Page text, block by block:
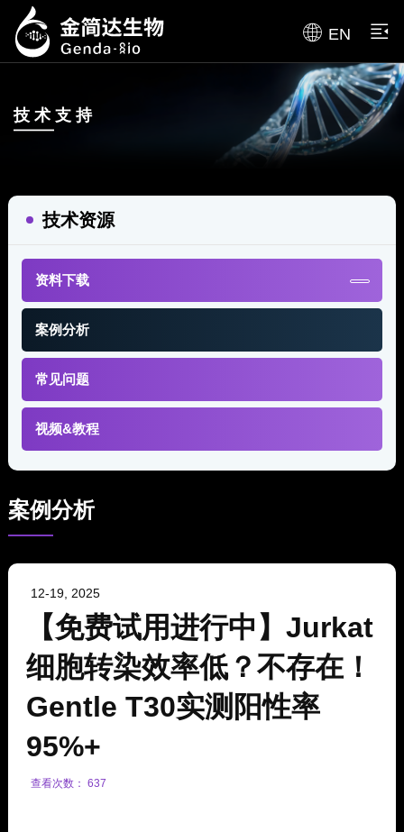
EN
技术支持
技术资源
资料下载
案例分析
常见问题
视频&教程
案例分析
12-19, 2025
【免费试用进行中】Jurkat
细胞转染效率低？不存在！
Gentle T30实测阳性率
95%+
查看次数： 637